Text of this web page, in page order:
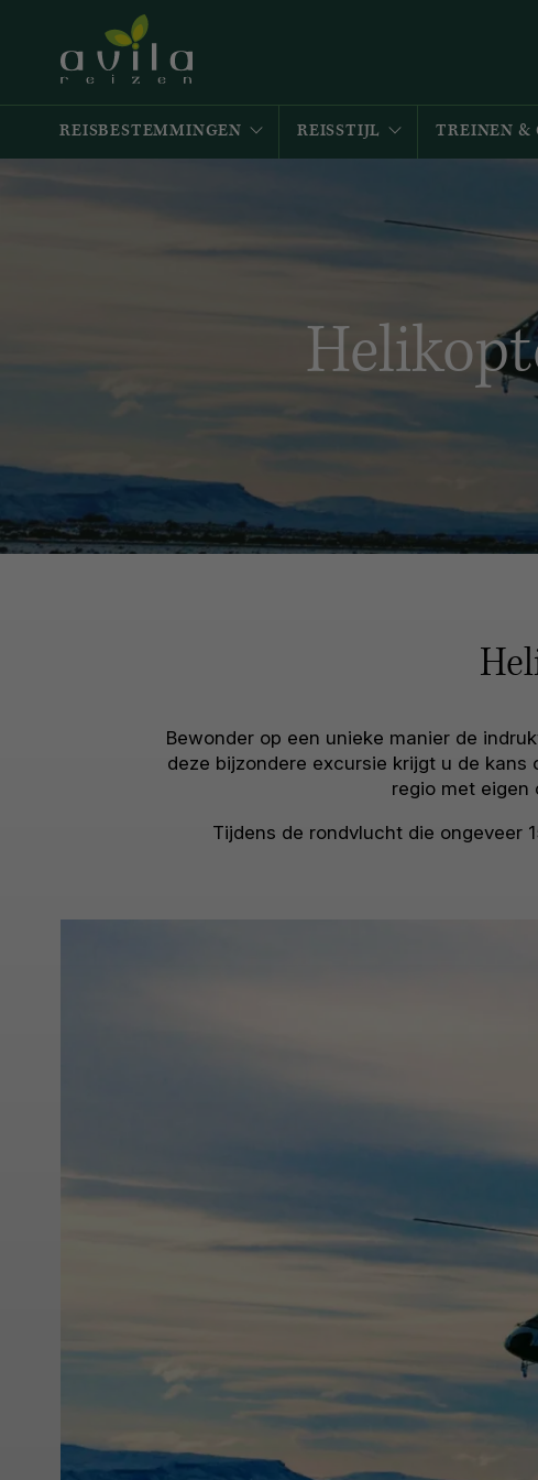
REISBESTEMMINGEN REISSTIJL TREINEN &
Bewonder op een unieke manier de
deze bijzondere excursie krijgt u de
regio met eigen
Tijdens de rondvlucht die ongeveer